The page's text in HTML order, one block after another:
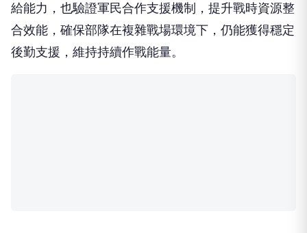
給能力，也驗證軍民合作支援機制，提升戰時資源整
合效能，確保部隊在複雜戰場環境下，仍能獲得穩定
後勤支援，維持持續作戰能量。